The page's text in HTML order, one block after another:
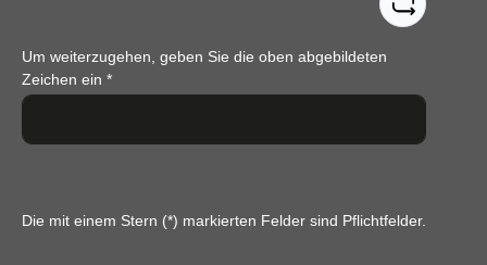
Um weiterzugehen, geben Sie die oben abgebildeten
Zeichen ein *
Die mit einem Stern (*) markierten Felder sind Pflichtfelder.